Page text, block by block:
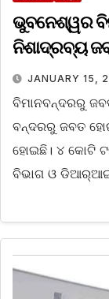
ଭୁବନେଶ୍ୱର
ନିଶାଦ୍ରବ୍ୟ
JANUARY 15,
ବିମାନବନ୍ଦରରୁ
ବନ୍ଦରରୁ ଜବତ
ହୋଇଛି। ୪ କୋଟି
ବିଭାଗ ଓ